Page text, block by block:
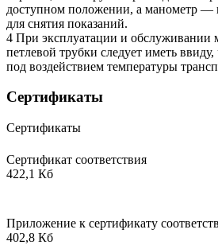
доступном положении, а манометр —
для снятия показаний.
4 При эксплуатации и обслуживании
петлевой трубки следует иметь ввиду,
под воздействием температуры
Сертификаты
Сертификаты
Сертификат соответствия
422,1 Кб
Приложение к сертификату
402,8 Кб